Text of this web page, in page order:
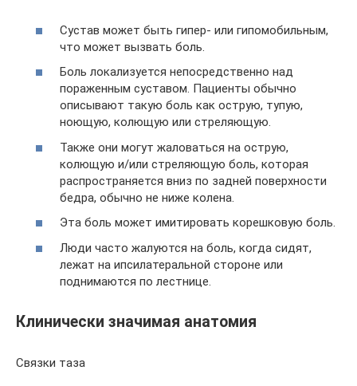
Сустав может быть гипер- или гипомобильным,
что может вызвать боль.
Боль локализуется непосредственно над
пораженным суставом. Пациенты обычно
описывают такую боль как острую, тупую,
ноющую, колющую или стреляющую.
Также они могут жаловаться на острую,
колющую и/или стреляющую боль, которая
распространяется вниз по задней поверхности
бедра, обычно не ниже колена.
Эта боль может имитировать корешковую боль.
Люди часто жалуются на боль, когда сидят,
лежат на ипсилатеральной стороне или
поднимаются по лестнице.
Клинически значимая анатомия
Связки таза